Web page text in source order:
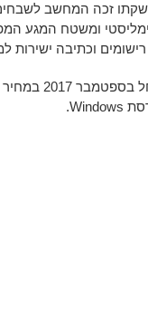
זכה המחשב
ומשטח המגע
וכתיבה ישירות